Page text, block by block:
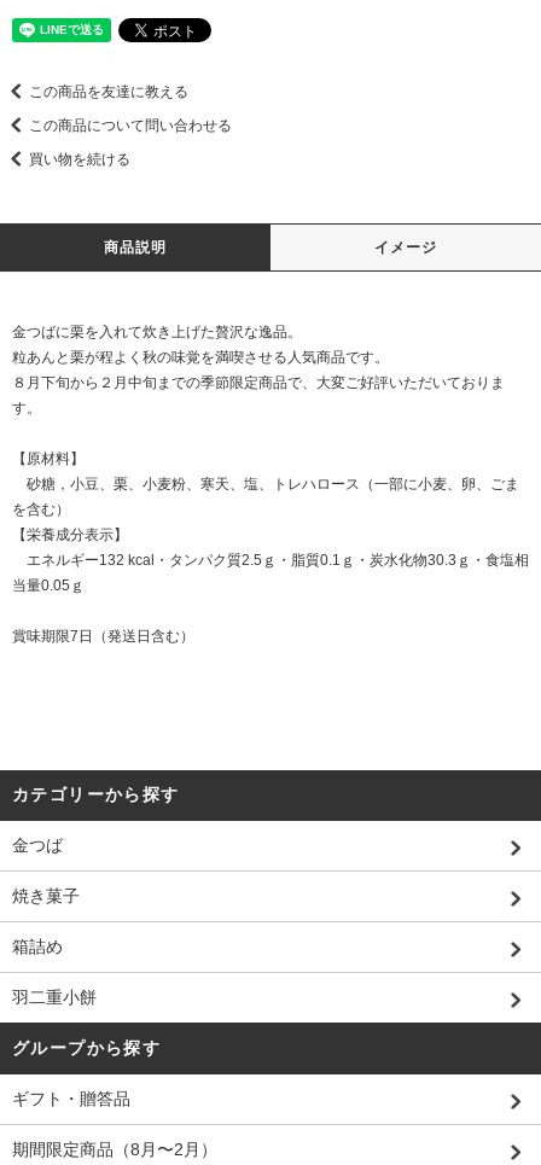
この商品を友達に教える
この商品について問い合わせる
買い物を続ける
商品説明 イメージ
金つばに栗を入れて炊き上げた贅沢な逸品。
粒あんと栗が程よく秋の味覚を満喫させる人気商品です。
８月下旬から２月中旬までの季節限定商品で、大変ご好評いただいておりま
す。
【原材料】
砂糖，小豆、栗、小麦粉、寒天、塩、トレハロース（一部に小麦、卵、ごま
を含む）
【栄養成分表示】
エネルギー132 kcal・タンパク質2.5ｇ・脂質0.1ｇ・炭水化物30.3ｇ・食塩相
当量0.05ｇ
賞味期限7日（発送日含む）
カテゴリーから探す
金つば
焼き菓子
箱詰め
羽二重小餅
グループから探す
ギフト・贈答品
期間限定商品（8月〜2月）